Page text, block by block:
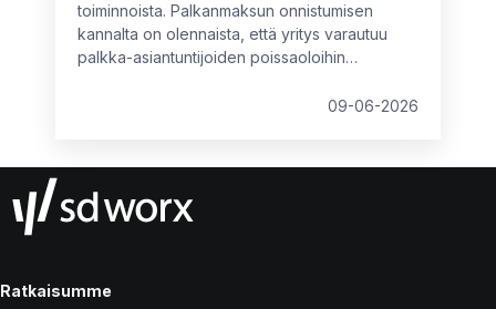
toiminnoista. Palkanmaksun onnistumisen
kannalta on olennaista, että yritys varautuu
palkka-asiantuntijoiden poissaoloihin
09-06-2026
Ratkaisumme